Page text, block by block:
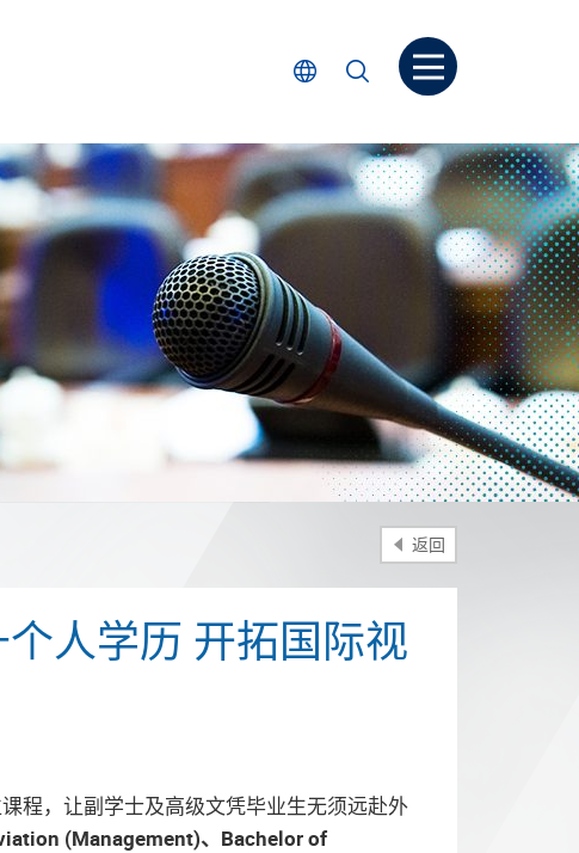
选择语言
搜索 打开菜单
返回
人学历 开拓国际视
程，让副学士及高级文凭毕业生无须远赴外
(Management)、Bachelor of